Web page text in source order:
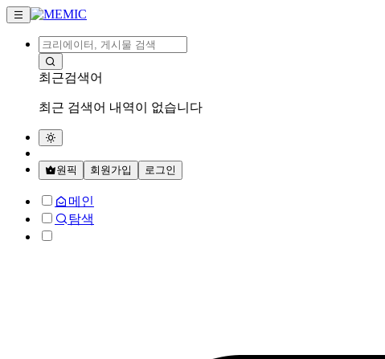
최근검색어
최근 검색어 내역이 없습니다
원픽 회원가입 로그인
메인
탐색